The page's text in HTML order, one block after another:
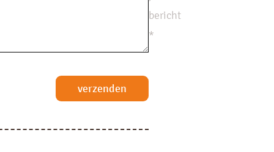
bericht
*
verzenden